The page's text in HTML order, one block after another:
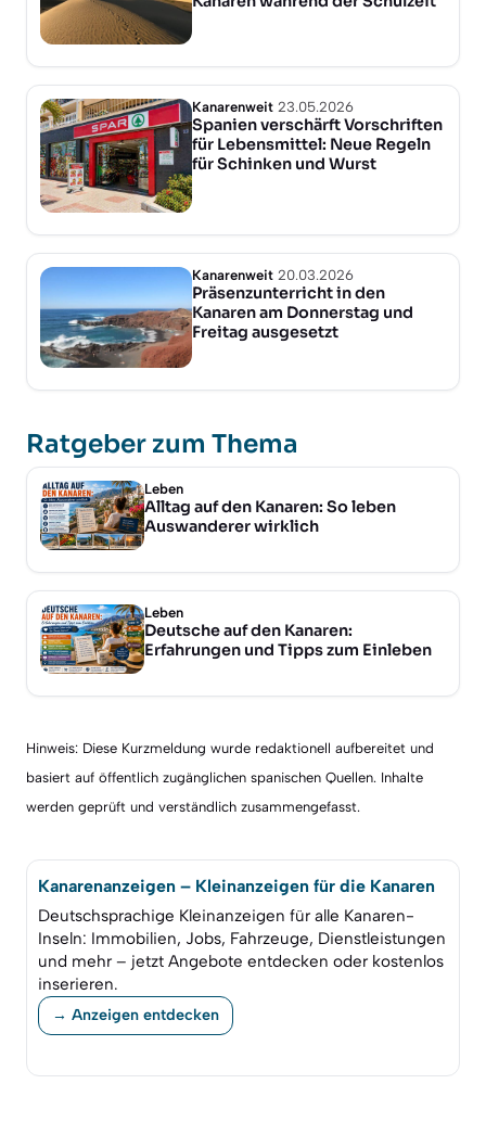
Kanarenweit 23.05.2026
Spanien verschärft Vorschriften
für Lebensmittel: Neue Regeln
für Schinken und Wurst
Kanarenweit 20.03.2026
Präsenzunterricht in den
Kanaren am Donnerstag und
Freitag ausgesetzt
Ratgeber zum Thema
Leben
Alltag auf den Kanaren: So leben
Auswanderer wirklich
Leben
Deutsche auf den Kanaren:
Erfahrungen und Tipps zum Einleben
Hinweis: Diese Kurzmeldung wurde redaktionell aufbereitet und
basiert auf öffentlich zugänglichen spanischen Quellen. Inhalte
werden geprüft und verständlich zusammengefasst.
Kanarenanzeigen – Kleinanzeigen für die Kanaren
Deutschsprachige Kleinanzeigen für alle Kanaren-
Inseln: Immobilien, Jobs, Fahrzeuge, Dienstleistungen
und mehr – jetzt Angebote entdecken oder kostenlos
inserieren.
→ Anzeigen entdecken